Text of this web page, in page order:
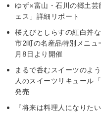
ゆず×富山・石川の郷土
ェス」詳細リポート
桜えびとしらすの紅白丼
市2町の名産品特別メニュ
月8日より開催
まるで呑むスイーツのよ
人のスイーツリキュール
発売
『将来は料理人になりた